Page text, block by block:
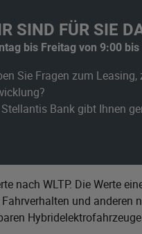
SIND FÜR SIE
bis Freitag von 9:00
Sie Fragen zum
Bank gibt Ihnen
nach WLTP. Die Werte
und